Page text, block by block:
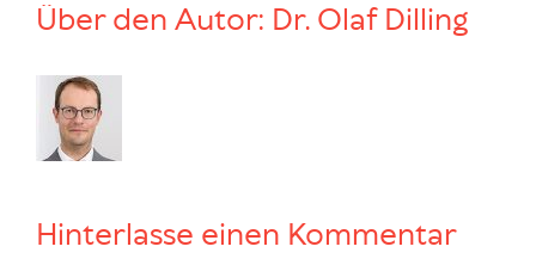
Über den Autor: Dr. Olaf Dilling
Hinterlasse einen Kommentar